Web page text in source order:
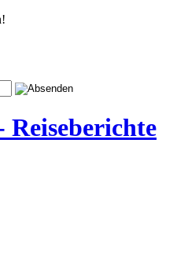
Reiseberichte